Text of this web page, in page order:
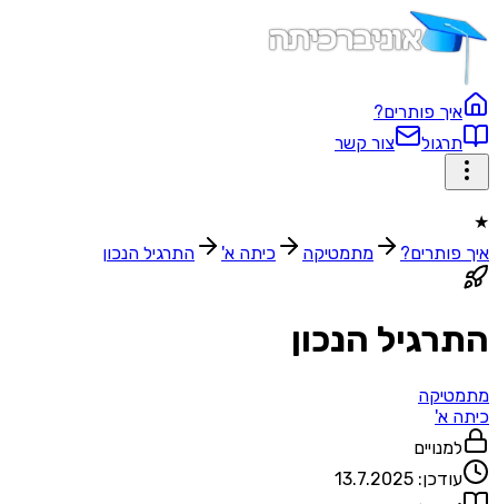
איך פותרים?
תרגול
צור קשר
★
איך פותרים?
מתמטיקה כיתה א' התרגיל הנכון
התרגיל הנכון
מתמטיקה
כיתה א'
למנויים
עודכן: 13.7.2025